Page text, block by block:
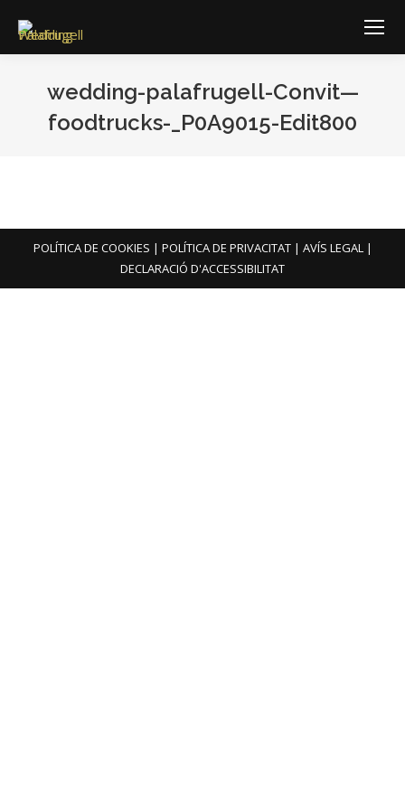
wedding-palafrugell-Convit—
foodtrucks-_P0A9015-Edit800
POLÍTICA DE COOKIES | POLÍTICA DE PRIVACITAT| AVÍS LEGAL|
DECLARACIÓ D'ACCESSIBILITAT